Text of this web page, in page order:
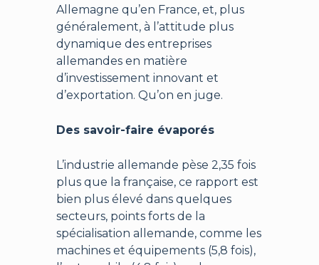
Allemagne qu’en France, et, plus
généralement, à l’attitude plus
dynamique des entreprises
allemandes en matière
d’investissement innovant et
d’exportation. Qu’on en juge.
Des savoir-faire évaporés
L’industrie allemande pèse 2,35 fois
plus que la française, ce rapport est
bien plus élevé dans quelques
secteurs, points forts de la
spécialisation allemande, comme les
machines et équipements (5,8 fois),